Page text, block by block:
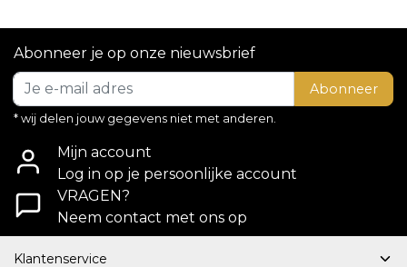
Abonneer je op onze nieuwsbrief
Abonneer
* wij delen jouw gegevens niet met anderen.
Mijn account
Log in op je persoonlijke account
VRAGEN?
Neem contact met ons op
Klantenservice